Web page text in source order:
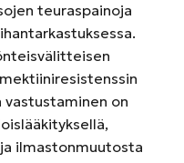
teuraspainoja
on
ilmastonmuutosta